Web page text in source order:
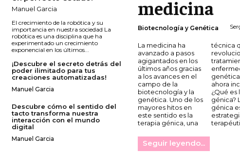
Manuel Garcia
El crecimiento de la robótica y su
importancia en nuestra sociedad La
robótica es una disciplina que ha
experimentado un crecimiento
exponencial en los últimos...
¡Descubre el secreto detrás del
poder ilimitado para tus
creaciones automatizadas!
Manuel Garcia
Descubre cómo el sentido del
tacto transforma nuestra
interacción con el mundo
digital
Manuel Garcia
medicina
Biotecnología y Genética
La medicina ha
avanzado a pasos
agigantados en los
últimos años gracias
a los avances en el
campo de la
biotecnología y la
genética. Uno de los
mayores hitos en
este sentido es la
terapia génica, una
técnica que promete
revolucionar el
tratamiento de
enfermedades
genéticas hasta
ahora incurables.
¿Qué es la terapia
génica? La terapia
génica es una
estrategia
Seguir leyendo...